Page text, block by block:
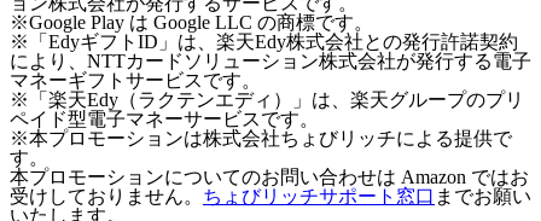
※Google Play は Google LLC の商標です。
※「EdyギフトID」は、楽天Edy株式会社との発行許諾契約
により、NTTカードソリューション株式会社が発行する電子
マネーギフトサービスです。
※「楽天Edy（ラクテンエディ）」は、楽天グループのプリ
ペイド型電子マネーサービスです。
※本プロモーションは株式会社ちょびリッチによる提供で
す。
本プロモーションについてのお問い合わせは Amazon ではお
受けしておりません。 ちょびリッチサポート窓口 までお願い
いたします。